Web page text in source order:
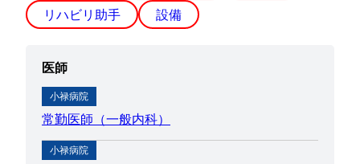
リハビリ助手
設備
医師
小禄病院
常勤医師（一般内科）
小禄病院